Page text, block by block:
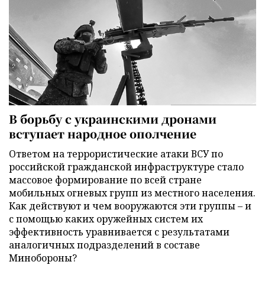
В борьбу с украинскими дронами
вступает народное ополчение
Ответом на террористические атаки ВСУ по
российской гражданской инфраструктуре стало
массовое формирование по всей стране
мобильных огневых групп из местного населения.
Как действуют и чем вооружаются эти группы – и
с помощью каких оружейных систем их
эффективность уравнивается с результатами
аналогичных подразделений в составе
Минобороны?